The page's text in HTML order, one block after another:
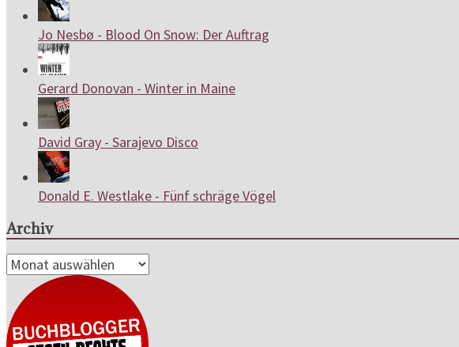
Jo Nesbø - Blood On Snow: Der Auftrag
Gerard Donovan - Winter in Maine
David Gray - Sarajevo Disco
Donald E. Westlake - Fünf schräge Vögel
Archiv
Archiv